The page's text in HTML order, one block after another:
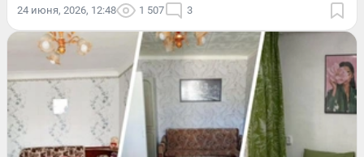
24 июня, 2026, 12:48 1 507 3